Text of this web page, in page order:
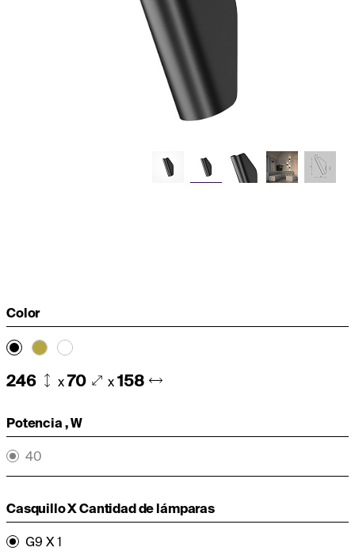
Color
246 x 70 x 158
Potencia , W
40
Casquillo X Cantidad de lámparas
G9 X 1